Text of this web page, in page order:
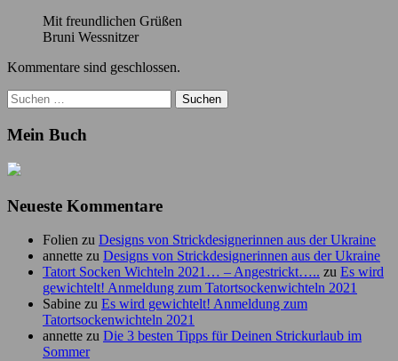
Mit freundlichen Grüßen
Bruni Wessnitzer
Kommentare sind geschlossen.
Suchen
nach:
Mein Buch
Neueste Kommentare
Folien zu Designs von Strickdesignerinnen aus der Ukraine
annette zu Designs von Strickdesignerinnen aus der Ukraine
Tatort Socken Wichteln 2021… – Angestrickt….. zu Es wird
gewichtelt! Anmeldung zum Tatortsockenwichteln 2021
Sabine zu Es wird gewichtelt! Anmeldung zum
Tatortsockenwichteln 2021
annette zu Die 3 besten Tipps für Deinen Strickurlaub im
Sommer